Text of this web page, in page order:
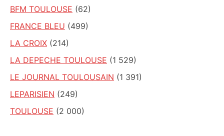
BFM TOULOUSE (62)
FRANCE BLEU (499)
LA CROIX (214)
LA DEPECHE TOULOUSE (1 529)
LE JOURNAL TOULOUSAIN (1 391)
LEPARISIEN (249)
TOULOUSE (2 000)